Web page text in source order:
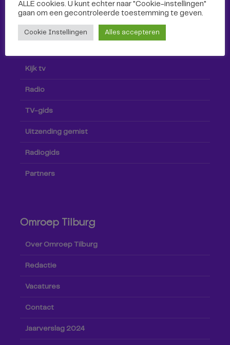
Kijk tv
Radio
TV-gids
Uitzending gemist
Radiogids
Partners
Omroep Tilburg
Over Omroep Tilburg
Redactie
Vacatures
Contact
Jaarverslag 2024
ALLE cookies. U kunt echter naar "Cookie-instellingen"
gaan om een ​​gecontroleerde toestemming te geven.
Cookie Instellingen Alles accepteren